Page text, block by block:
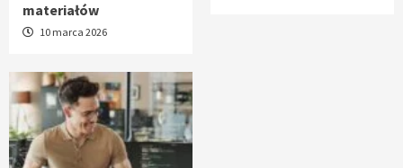
materiałów
10 marca 2026